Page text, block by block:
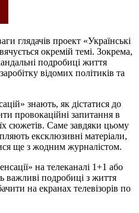
глядачів проект «Українські
окремій темі. Зокрема,
подробиці життя
відомих політиків та
знають, як дістатися до
провокаційні запитання в
сюжетів. Саме завдяки цьому
ексклюзивні матеріали,
ще з жодним журналістом.
на телеканалі 1+1 або
важливі подробиці з життя
на екранах телевізорів по